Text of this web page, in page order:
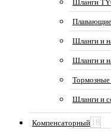
Шланги
Шланги и
Шланги и
Тормозные
Шланги и
Компенсаторный 18